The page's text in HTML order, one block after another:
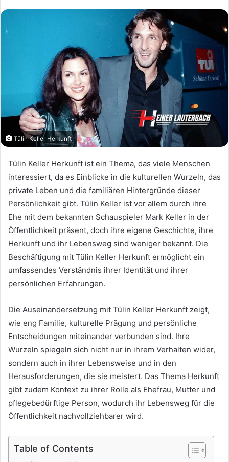
Tülin Keller Herkunft
Tülin Keller Herkunft ist ein Thema, das viele Menschen
interessiert, da es Einblicke in die kulturellen Wurzeln, das
private Leben und die familiären Hintergründe dieser
Persönlichkeit gibt. Tülin Keller ist vor allem durch ihre
Ehe mit dem bekannten Schauspieler Mark Keller in der
Öffentlichkeit präsent, doch ihre eigene Geschichte, ihre
Herkunft und ihr Lebensweg sind weniger bekannt. Die
Beschäftigung mit Tülin Keller Herkunft ermöglicht ein
umfassendes Verständnis ihrer Identität und ihrer
persönlichen Erfahrungen.
Die Auseinandersetzung mit Tülin Keller Herkunft zeigt,
wie eng Familie, kulturelle Prägung und persönliche
Entscheidungen miteinander verbunden sind. Ihre
Wurzeln spiegeln sich nicht nur in ihrem Verhalten wider,
sondern auch in ihrer Lebensweise und in den
Herausforderungen, die sie meistert. Das Thema Herkunft
gibt zudem Kontext zu ihrer Rolle als Ehefrau, Mutter und
pflegebedürftige Person, wodurch ihr Lebensweg für die
Öffentlichkeit nachvollziehbarer wird.
Table of Contents